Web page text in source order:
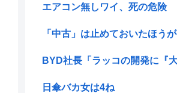
エアコン無しワイ、死の危険
「中古」は止めておいたほう
BYD社長「ラッコの開発に『
日傘バカ女は4ね